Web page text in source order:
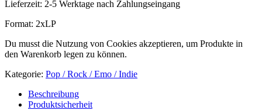
Lieferzeit: 2-5 Werktage nach Zahlungseingang
Format: 2xLP
Du musst die Nutzung von Cookies akzeptieren, um Produkte in
den Warenkorb legen zu können.
Kategorie: Pop / Rock / Emo / Indie
Beschreibung
Produktsicherheit